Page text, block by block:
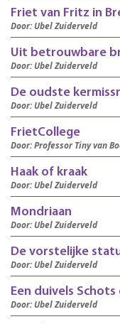
Friet van Fritz in
Door: Ubel Zuiderveld
Uit betrouwbare
Door: Ubel Zuiderveld
De oudste
Door: Ubel Zuiderveld
FrietCollege
Door: Professor Tiny van
Haak of kraak
Door: Ubel Zuiderveld
Mondriaan
Door: Ubel Zuiderveld
De vorstelijke
Door: Ubel Zuiderveld
Een duivels Schots
Door: Ubel Zuiderveld